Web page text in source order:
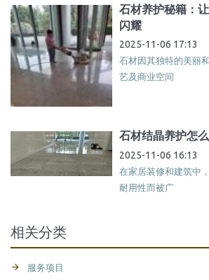
石材养护秘籍：
闪耀
2025-11-06 17:13
石材因其独特的美丽
艺及商业空间
石材结晶养护怎
2025-11-06 16:13
在家居装修和建筑中
耐用性而被广
相关分类
服务项目